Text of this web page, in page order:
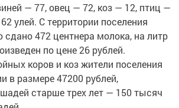
— 77, овец — 72, коз — 12, птиц —
улей. С территории поселения
472 центнера молока, на литр
по цене 26 рублей.
коров и коз жители поселения
в размере 47200 рублей,
старше трех лет — 150 тысяч